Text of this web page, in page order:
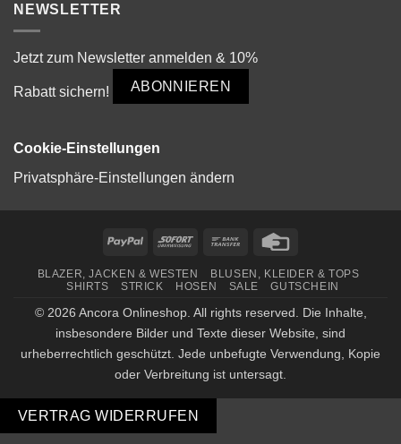
NEWSLETTER
Jetzt zum Newsletter anmelden & 10%
Rabatt sichern! ABONNIEREN
Cookie-Einstellungen
Privatsphäre-Einstellungen ändern
PayPal Sofort
Bank
BLAZER, JACKEN & WESTEN
BLUSEN, KLEIDER & TOPS
SHIRTS
STRICK HOSEN SALE GUTSCHEIN
© 2026 Ancora Onlineshop. All rights reserved. Die Inhalte,
insbesondere Bilder und Texte dieser Website, sind
urheberrechtlich geschützt. Jede unbefugte Verwendung, Kopie
oder Verbreitung ist untersagt.
VERTRAG WIDERRUFEN